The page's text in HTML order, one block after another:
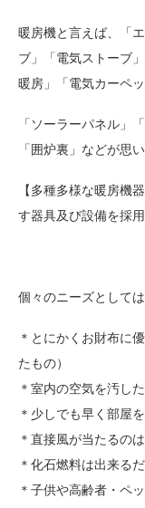
暖房機と言えば、「
ブ」「電気ストーブ
暖房」「電気カーペ
「ソーラーパネル」
「囲炉裏」などが思
【多種多様な暖房機
す器具及び設備を採
個々のニーズとしては
＊とにかくお財布に
たもの）
＊室内の空気を汚し
＊少しでも早く部屋
＊直接風が当たるの
＊化石燃料は出来る
＊子供や高齢者・ペ